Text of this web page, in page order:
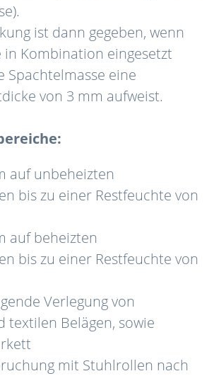
ist dann gegeben, wenn
in Kombination eingesetzt
Spachtelmasse eine
von 3 mm aufweist.
auf unbeheizten
bis zu einer Restfeuchte von
auf beheizten
bis zu einer Restfeuchte von
Verlegung von
textilen Belägen, sowie
mit Stuhlrollen nach